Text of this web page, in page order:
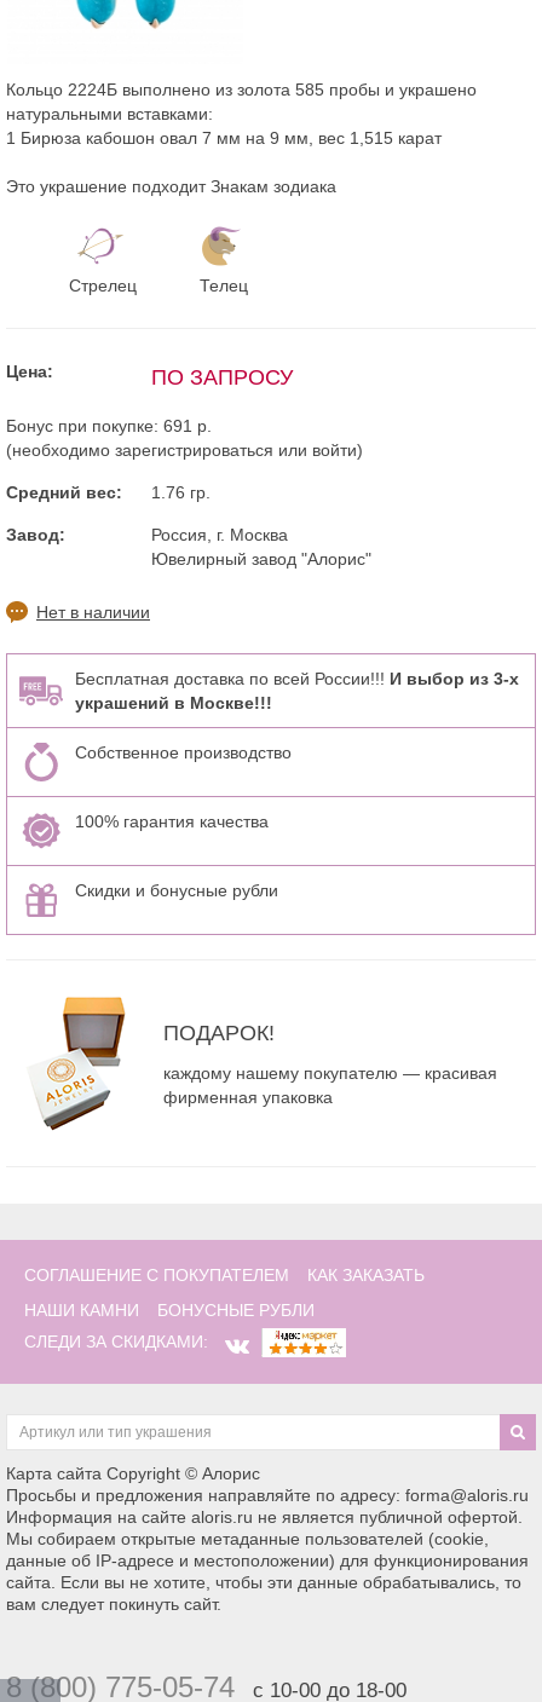
Кольцо 2224Б выполнено из золота 585 пробы и украшено
натуральными вставками:
1 Бирюза кабошон овал 7 мм на 9 мм, вес 1,515 карат
Это украшение подходит Знакам зодиака
Стрелец Телец
Цена: ПО ЗАПРОСУ
Бонус при покупке: 691 р.
(необходимо зарегистрироваться или войти)
Средний вес: 1.76 гр.
Завод:
Россия, г. Москва
Ювелирный завод "Алорис"
Нет в наличии
Бесплатная доставка по всей России!!! И выбор из 3-х
украшений в Москве!!!
Собственное производство
100% гарантия качества
Скидки и бонусные рубли
ПОДАРОК!
каждому нашему покупателю — красивая
фирменная упаковка
СОГЛАШЕНИЕ С ПОКУПАТЕЛЕМ
КАК ЗАКАЗАТЬ
НАШИ КАМНИ
БОНУСНЫЕ РУБЛИ
СЛЕДИ ЗА СКИДКАМИ:
Карта сайта Copyright © Алорис
Просьбы и предложения направляйте по адресу: forma@aloris.ru
Информация на сайте aloris.ru не является публичной офертой.
Мы собираем открытые метаданные пользователей (cookie,
данные об IP-адресе и местоположении) для функционирования
сайта. Если вы не хотите, чтобы эти данные обрабатывались, то
вам следует покинуть сайт.
8 (800) 775-05-74 с 10-00 до 18-00